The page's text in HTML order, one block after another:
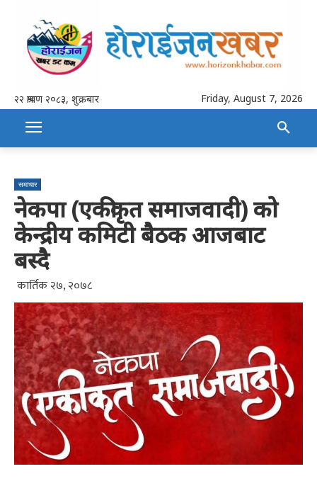
२२ श्रावण २०८३, शुक्रबार Friday, August 7, 2026
समाचार
नेकपा (एकीकृत समाजवादी) को
केन्द्रीय कमिटी बैठक आजबाट
बस्दै
कार्तिक २७, २०७८